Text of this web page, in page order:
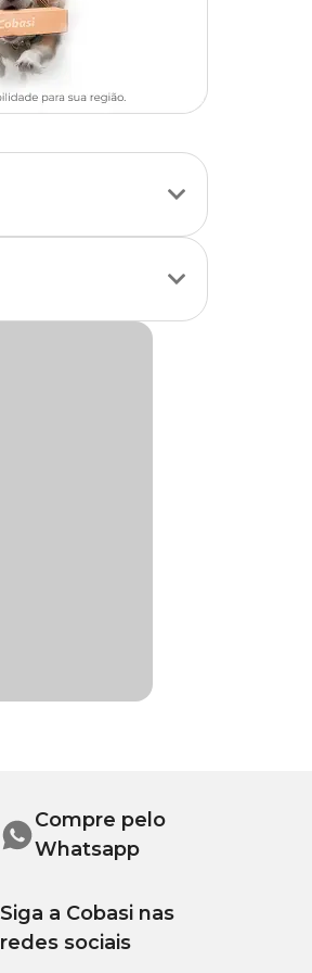
Compre pelo
Whatsapp
Siga a Cobasi nas
redes sociais